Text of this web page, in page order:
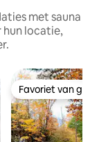
met sauna
hun locatie,
Favoriet van
Favoriet van